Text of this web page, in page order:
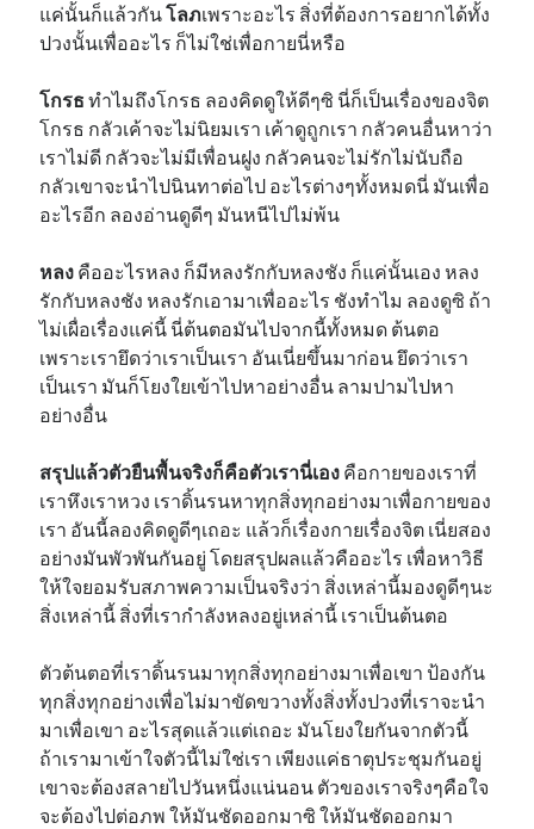
แค่นั้นก็แล้วกันโลภเพราะอะไร สิ่งที่ต้องการอยากได้ทั้ง
ปวงนั้นเพื่ออะไร ก็ไม่ใช่เพื่อกายนี่หรือ
โกรธ ทำไมถึงโกรธ ลองคิดดูให้ดีๆซิ นี่ก็เป็นเรื่องของจิต
โกรธ กลัวเค้าจะไม่นิยมเรา เค้าดูถูกเรา กลัวคนอื่นหาว่า
เราไม่ดี กลัวจะไม่มีเพื่อนฝูง กลัวคนจะไม่รักไม่นับถือ
กลัวเขาจะนำไปนินทาต่อไป อะไรต่างๆทั้งหมดนี่ มันเพื่อ
อะไรอีก ลองอ่านดูดีๆ มันหนีไปไม่พ้น
หลง คืออะไรหลง ก็มีหลงรักกับหลงชัง ก็แค่นั้นเอง หลง
รักกับหลงชัง หลงรักเอามาเพื่ออะไร ชังทำไม ลองดูซิ ถ้า
ไม่เผื่อเรื่องแค่นี้ นี่ต้นตอมันไปจากนี้ทั้งหมด ต้นตอ
เพราะเรายึดว่าเราเป็นเรา อันเนี่ยขึ้นมาก่อน ยึดว่าเรา
เป็นเรา มันก็โยงใยเข้าไปหาอย่างอื่น ลามปามไปหา
อย่างอื่น
สรุปแล้วตัวยืนพื้นจริงก็คือตัวเรานี่เอง คือกายของเราที่
เราหึงเราหวง เราดิ้นรนหาทุกสิ่งทุกอย่างมาเพื่อกายของ
เรา อันนี้ลองคิดดูดีๆเถอะ แล้วก็เรื่องกายเรื่องจิต เนี่ยสอง
อย่างมันพัวพันกันอยู่ โดยสรุปผลแล้วคืออะไร เพื่อหาวิธี
ให้ใจยอมรับสภาพความเป็นจริงว่า สิ่งเหล่านี้มองดูดีๆนะ
สิ่งเหล่านี้ สิ่งที่เรากำลังหลงอยู่เหล่านี้ เราเป็นต้นตอ
ตัวต้นตอที่เราดิ้นรนมาทุกสิ่งทุกอย่างมาเพื่อเขา ป้องกัน
ทุกสิ่งทุกอย่างเพื่อไม่มาขัดขวางทั้งสิ่งทั้งปวงที่เราจะนำ
มาเพื่อเขา อะไรสุดแล้วแต่เถอะ มันโยงใยกันจากตัวนี้
ถ้าเรามาเข้าใจตัวนี้ไม่ใช่เรา เพียงแค่ธาตุประชุมกันอยู่
เขาจะต้องสลายไปวันหนึ่งแน่นอน ตัวของเราจริงๆคือใจ
จะต้องไปต่อภพ ให้มันชัดออกมาซิ ให้มันชัดออกมา